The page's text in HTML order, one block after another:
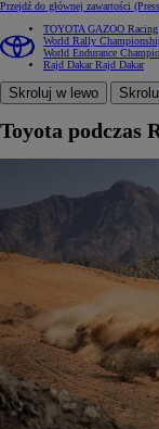
Przejdź do głównej zawartości
TOYOTA GAZOO Racing
World Rally
World Endurance
Rajd DakarRajd Dakar
Skroluj w lewo
Toyota podczas